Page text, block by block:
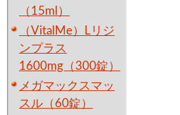
（15ml）
（VitalMe）Lリジ
ンプラス
1600mg（300錠）
メガマックスマッ
スル（60錠）